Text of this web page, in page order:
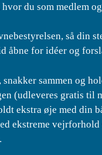
du som medlem
så din
åbne for idéer og
sammen og
(udleveres gratis til
ekstra øje med din
ekstreme vejrforhold